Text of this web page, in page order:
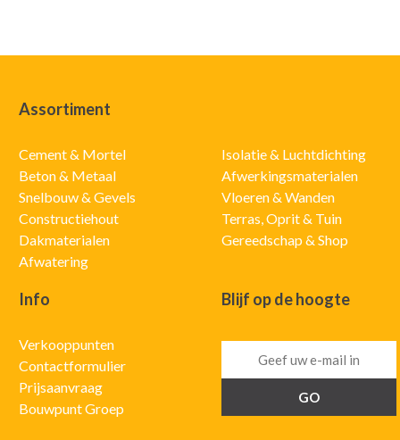
Assortiment
Cement & Mortel
Beton & Metaal
Snelbouw & Gevels
Constructiehout
Dakmaterialen
Afwatering
Isolatie & Luchtdichting
Afwerkingsmaterialen
Vloeren & Wanden
Terras, Oprit & Tuin
Gereedschap & Shop
Info
Verkooppunten
Contactformulier
Prijsaanvraag
Bouwpunt Groep
Blijf op de hoogte